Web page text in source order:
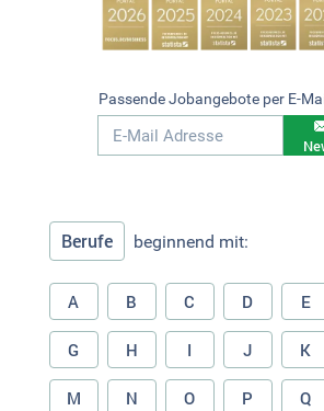
Passende Jobangebote per E-
Berufe beginnend mit:
A B C D E
G H I J K
M N O P Q